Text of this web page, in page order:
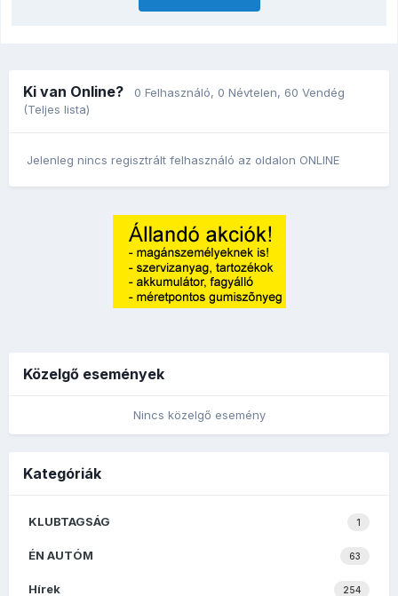
Ki van Online? 0 Felhasználó, 0 Névtelen, 60 Vendég
(Teljes lista)
Jelenleg nincs regisztrált felhasználó az oldalon ONLINE
Közelgő események
Nincs közelgő esemény
Kategóriák
1
KLUBTAGSÁG
63
ÉN AUTÓM
254
Hírek